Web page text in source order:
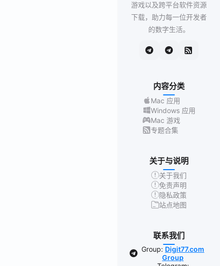
游戏以及跨平台软件资源
下载，助力每一位开发者
的数字生活。
内容分类
Mac 应用
Windows 应用
Mac 游戏
专题合集
关于与说明
关于我们
免责声明
隐私政策
站点地图
联系我们
Group: Digit77.com
Group